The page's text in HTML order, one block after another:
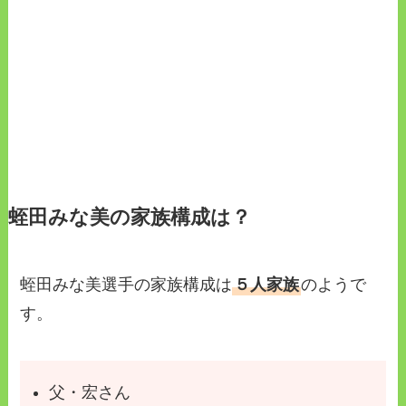
蛭田みな美の家族構成は？
蛭田みな美選手の家族構成は５人家族のようで
す。
父・宏さん